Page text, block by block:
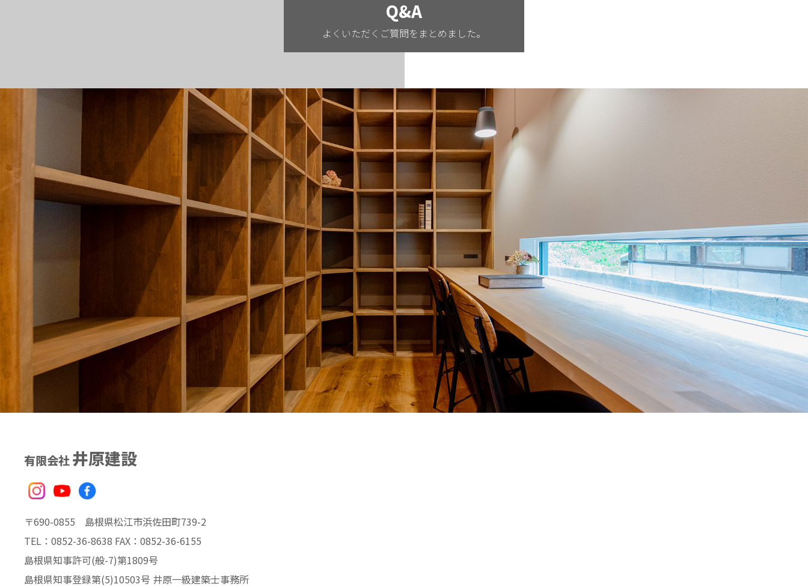
Q&A
よくいただくご質問をまとめました。
有限会社井原建設
〒690-0855 島根県松江市浜佐田町739-2
TEL：0852-36-8638 FAX：0852-36-6155
島根県知事許可(般-7)第1809号
島根県知事登録第(5)10503号 井原一級建築士事務所